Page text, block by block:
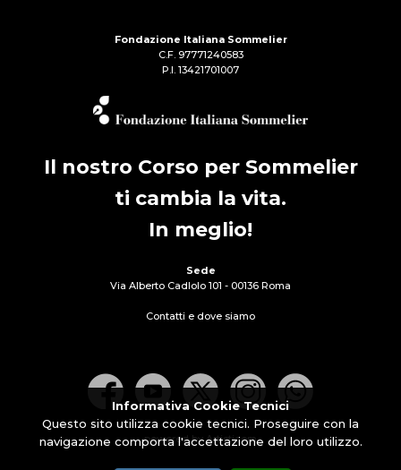
Fondazione Italiana Sommelier
C.F. 97771240583
P.I. 13421701007
Il nostro Corso per Sommelier
ti cambia la vita.
In meglio!
Sede
Via Alberto Cadlolo 101 - 00136 Roma
Contatti e dove siamo
powered by Artisticom
Informativa Cookie Tecnici
Questo sito utilizza cookie tecnici. Proseguire con la
navigazione comporta l'accettazione del loro utilizzo.